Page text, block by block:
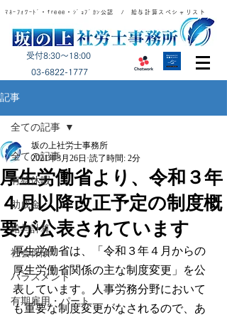
ﾏﾈｰﾌｫﾜｰﾄﾞ・freee・ｼﾞｮﾌﾞｶﾝ公認 / 給与計算スペシャリスト
受付8:30～18:00
​03-6822-1777
記事
全ての記事
有給休暇
助成金
給与計算
社会保険
ハラスメント
有期雇用・パート
全ての記事
厚生労働省より、令和３年
４月以降改正予定の制度概
要が公表されています
坂の上社労士事務所
2021年3月26日 読了時間: 2分
厚生労働省は、「令和３年４月からの
厚生労働省関係の主な制度変更」を公
表しています。人事労務分野において
も重要な制度変更がなされるので、あ